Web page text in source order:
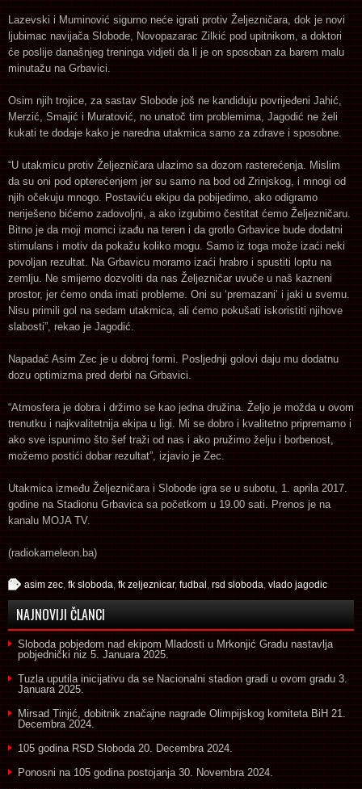
Lazevski i Muminović sigurno neće igrati protiv Željezničara, dok je novi
ljubimac navijača Slobode, Novopazarac Zilkić pod upitnikom, a doktori
će poslije današnjeg treninga vidjeti da li je on sposoban za barem malu
minutažu na Grbavici.
Osim njih trojice, za sastav Slobode još ne kandiduju povrijeđeni Jahić,
Merzić, Smajić i Muratović, no unatoč tim problemima, Jagodić ne želi
kukati te dodaje kako je naredna utakmica samo za zdrave i sposobne.
“U utakmicu protiv Željezničara ulazimo sa dozom rasterećenja. Mislim
da su oni pod opterećenjem jer su samo na bod od Zrinjskog, i mnogi od
njih očekuju mnogo. Postaviću ekipu da pobijedimo, ako odigramo
neriješeno bićemo zadovoljni, a ako izgubimo čestitat ćemo Željezničaru.
Bitno je da moji momci izađu na teren i da grotlo Grbavice bude dodatni
stimulans i motiv da pokažu koliko mogu. Samo iz toga može izaći neki
povoljan rezultat. Na Grbavicu moramo izaći hrabro i spustiti loptu na
zemlju. Ne smijemo dozvoliti da nas Željezničar uvuče u naš kazneni
prostor, jer ćemo onda imati probleme. Oni su ‘premazani’ i jaki u svemu.
Nisu primili gol na sedam utakmica, ali ćemo pokušati iskoristiti njihove
slabosti”, rekao je Jagodić.
Napadač Asim Zec je u dobroj formi. Posljednji golovi daju mu dodatnu
dozu optimizma pred derbi na Grbavici.
“Atmosfera je dobra i držimo se kao jedna družina. Željo je možda u ovom
trenutku i najkvalitetnija ekipa u ligi. Mi se dobro i kvalitetno pripremamo i
ako sve ispunimo što šef traži od nas i ako pružimo želju i borbenost,
možemo postići dobar rezultat”, izjavio je Zec.
Utakmica između Željezničara i Slobode igra se u subotu, 1. aprila 2017.
godine na Stadionu Grbavica sa početkom u 19.00 sati. Prenos je na
kanalu MOJA TV.
(radiokameleon.ba)
asim zec fk sloboda fk zeljeznicar, fudbal rsd sloboda vlado jagodic
NAJNOVIJI ČLANCI
Sloboda pobjedom nad ekipom Mladosti u Mrkonjić Gradu nastavlja
pobjednički niz 5. Januara 2025.
Tuzla uputila inicijativu da se Nacionalni stadion gradi u ovom gradu 3.
Januara 2025.
Mirsad Tinjić, dobitnik značajne nagrade Olimpijskog komiteta BiH 21.
Decembra 2024.
105 godina RSD Sloboda 20. Decembra 2024.
Ponosni na 105 godina postojanja 30. Novembra 2024.